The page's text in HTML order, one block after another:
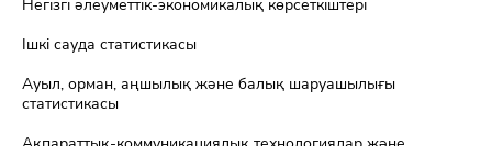
Негізгі әлеуметтік-экономикалық көрсеткіштері
Ішкі сауда статистикасы
Ауыл, орман, аңшылық және балық шаруашылығы
статистикасы